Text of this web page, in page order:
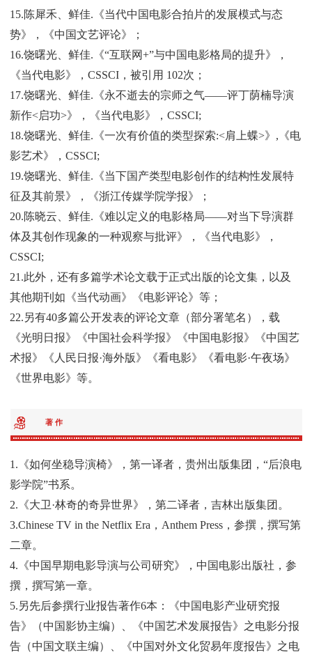
15.陈犀禾、鲜佳.《当代中国电影合拍片的发展模式与态
势》，《中国文艺评论》；
16.饶曙光、鲜佳.《“互联网+”与中国电影格局的提升》，
《当代电影》，CSSCI，被引用 102次；
17.饶曙光、鲜佳.《永不逝去的宗师之气——评丁荫楠导演
新作<启功>》，《当代电影》，CSSCI;
18.饶曙光、鲜佳.《一次有价值的类型探索:<肩上蝶>》,《电
影艺术》，CSSCI;
19.饶曙光、鲜佳.《当下国产类型电影创作的结构性发展特
征及其前景》，《浙江传媒学院学报》；
20.陈晓云、鲜佳.《难以定义的电影格局——对当下导演群
体及其创作现象的一种观察与批评》，《当代电影》，
CSSCI;
21.此外，还有多篇学术论文载于正式出版的论文集，以及
其他期刊如《当代动画》《电影评论》等；
22.另有40多篇公开发表的评论文章（部分署笔名），载
《光明日报》《中国社会科学报》《中国电影报》《中国艺
术报》《人民日报·海外版》《看电影》《看电影·午夜场》
《世界电影》等。
著 作
1.《如何坐稳导演椅》，第一译者，贵州出版集团，“后浪电
影学院”书系。
2.《大卫·林奇的奇异世界》，第二译者，吉林出版集团。
3.Chinese TV in the Netflix Era，Anthem Press，参撰，撰写第
二章。
4.《中国早期电影导演与公司研究》，中国电影出版社，参
撰，撰写第一章。
5.另先后参撰行业报告著作6本：《中国电影产业研究报
告》（中国影协主编）、《中国艺术发展报告》之电影分报
告（中国文联主编）、《中国对外文化贸易年度报告》之电